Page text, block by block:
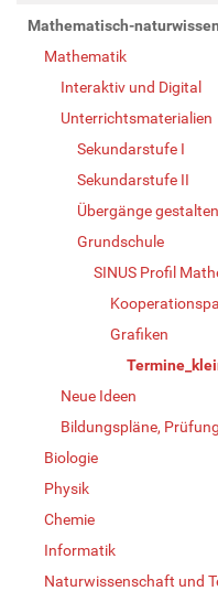
Mathematisch-
Mathematik
Interaktiv und Digital
Unterrichtsmaterialien
Sekundarstufe I
Sekundarstufe II
Übergänge gestalten
Grundschule
SINUS Profil
Grafiken
Neue Ideen
Bildungspläne,
Biologie
Physik
Chemie
Informatik
Naturwissenschaft und